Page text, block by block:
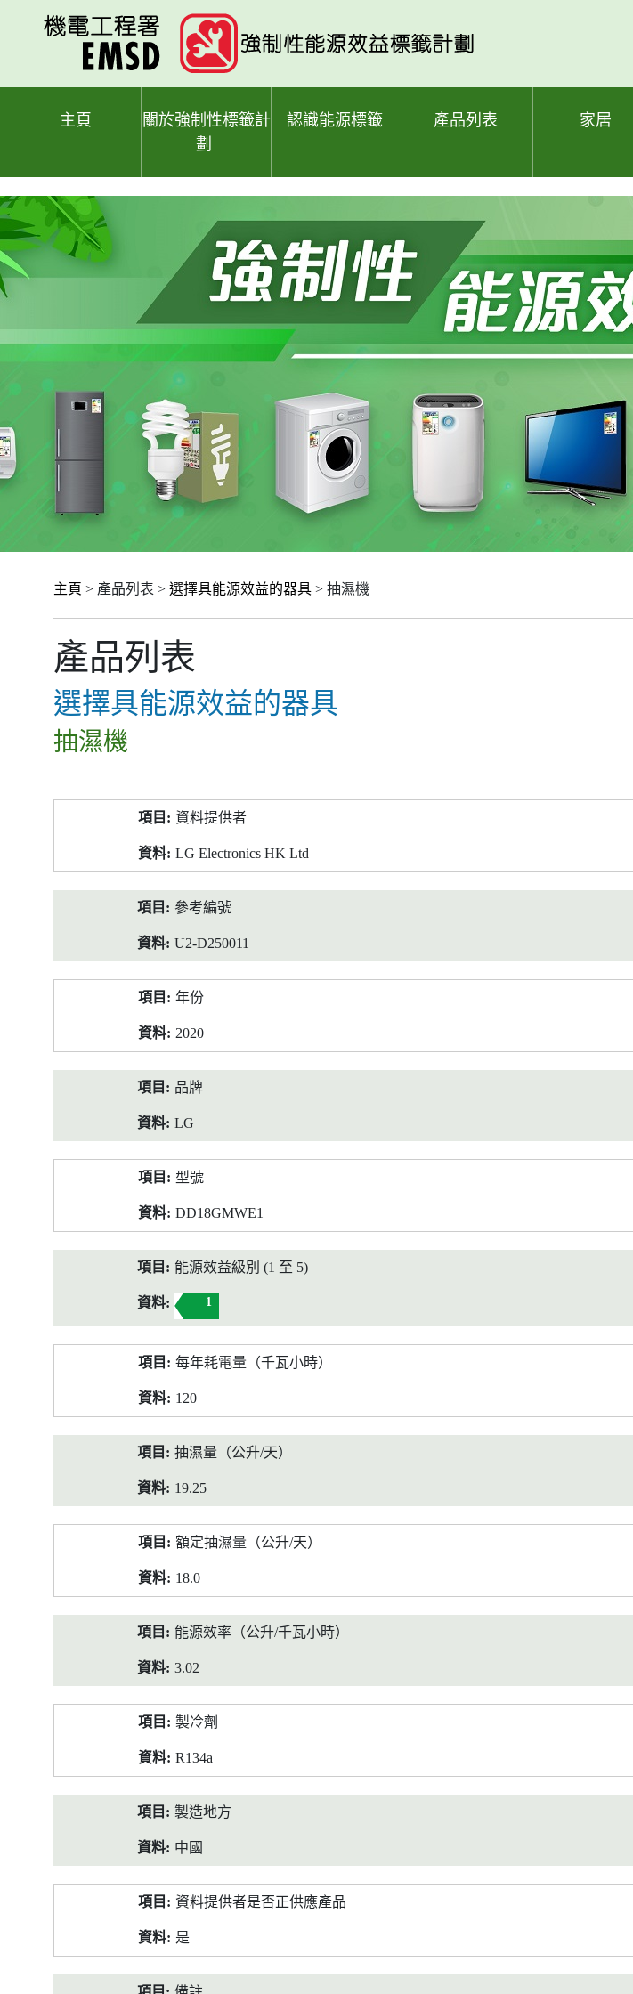
主頁
關於強制性標籤計
劃
認識能源標籤 產品列表 家居
主頁 > 產品列表 > 選擇具能源效益的器具 > 抽濕機
產品列表
選擇具能源效益的器具
抽濕機
料
資料提供者
LG Electronics HK Ltd
參考編號
U2-D250011
年份
2020
品牌
LG
型號
DD18GMWE1
能源效益級別 (1 至 5)
1
每年耗電量（千瓦小時）
120
抽濕量（公升/天）
19.25
額定抽濕量（公升/天）
18.0
能源效率（公升/千瓦小時）
3.02
製冷劑
R134a
製造地方
中國
資料提供者是否正供應產品
是